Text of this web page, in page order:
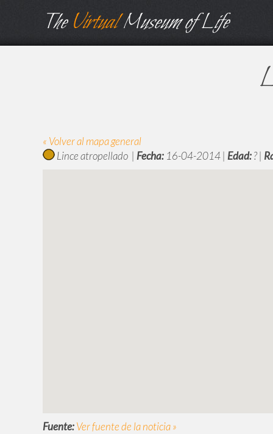
TheVirtualMuseum of Life
« Volver al mapa general
Lince atropellado | Fecha: 16-04-2014 | Edad:? |
Fuente:Ver fuente de la noticia »